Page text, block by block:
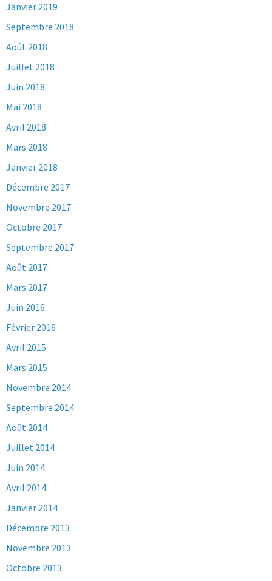
Janvier 2019
Septembre 2018
Août 2018
Juillet 2018
Juin 2018
Mai 2018
Avril 2018
Mars 2018
Janvier 2018
Décembre 2017
Novembre 2017
Octobre 2017
Septembre 2017
Août 2017
Mars 2017
Juin 2016
Février 2016
Avril 2015
Mars 2015
Novembre 2014
Septembre 2014
Août 2014
Juillet 2014
Juin 2014
Avril 2014
Janvier 2014
Décembre 2013
Novembre 2013
Octobre 2013